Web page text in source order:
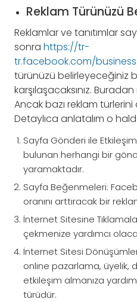
Reklam Türünüzü
Reklamlar ve tanıtımlar
sonra https://tr-
tr.facebook.com/
türünüzü belirleyeceğiniz
karşılaşacaksınız.
Ancak bazı reklam
Detaylıca anlatalım o
Sayfa Gönderi ile
bulunan herhangi bir
yaramaktadır.
Sayfa Beğenmeleri:
oranını arttıracak bir
İnternet Sitesine
çekmenize yardımcı
İnternet Sitesi
online pazarlama, üyelik,
etkileşim almanıza
türüdür.